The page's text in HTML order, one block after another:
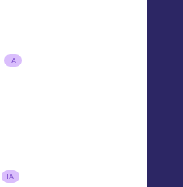
IA
IA
et PayPal à
plateforme
Zapier.